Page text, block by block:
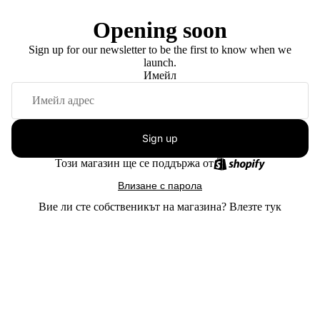
Opening soon
Sign up for our newsletter to be the first to know when we
launch.
Имейл
Sign up
Този магазин ще се поддържа от
Влизане с парола
Вие ли сте собственикът на магазина? Влезте тук